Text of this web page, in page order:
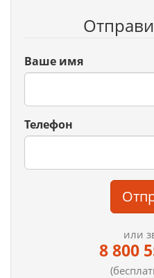
Ваше имя
Телефон
или
8 800